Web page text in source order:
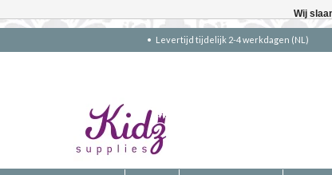
Levertijd tijdelijk 2-4 werkdagen (NL)
Wij